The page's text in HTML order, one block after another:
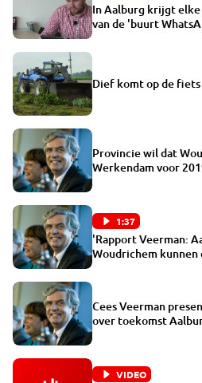
In Aalburg krijgt
van de 'buurt
Dief komt op de
Provincie wil dat
Werkendam voor
1:37
'Rapport Veerman:
Woudrichem kunnen
Cees Veerman
over toekomst
VIDEO